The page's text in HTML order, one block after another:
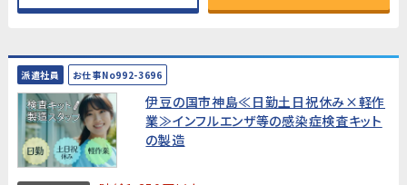
派遣社員 お仕事No992-3696
伊豆の国市神島≪日勤土日祝休み×軽作
業≫インフルエンザ等の感染症検査キット
の製造